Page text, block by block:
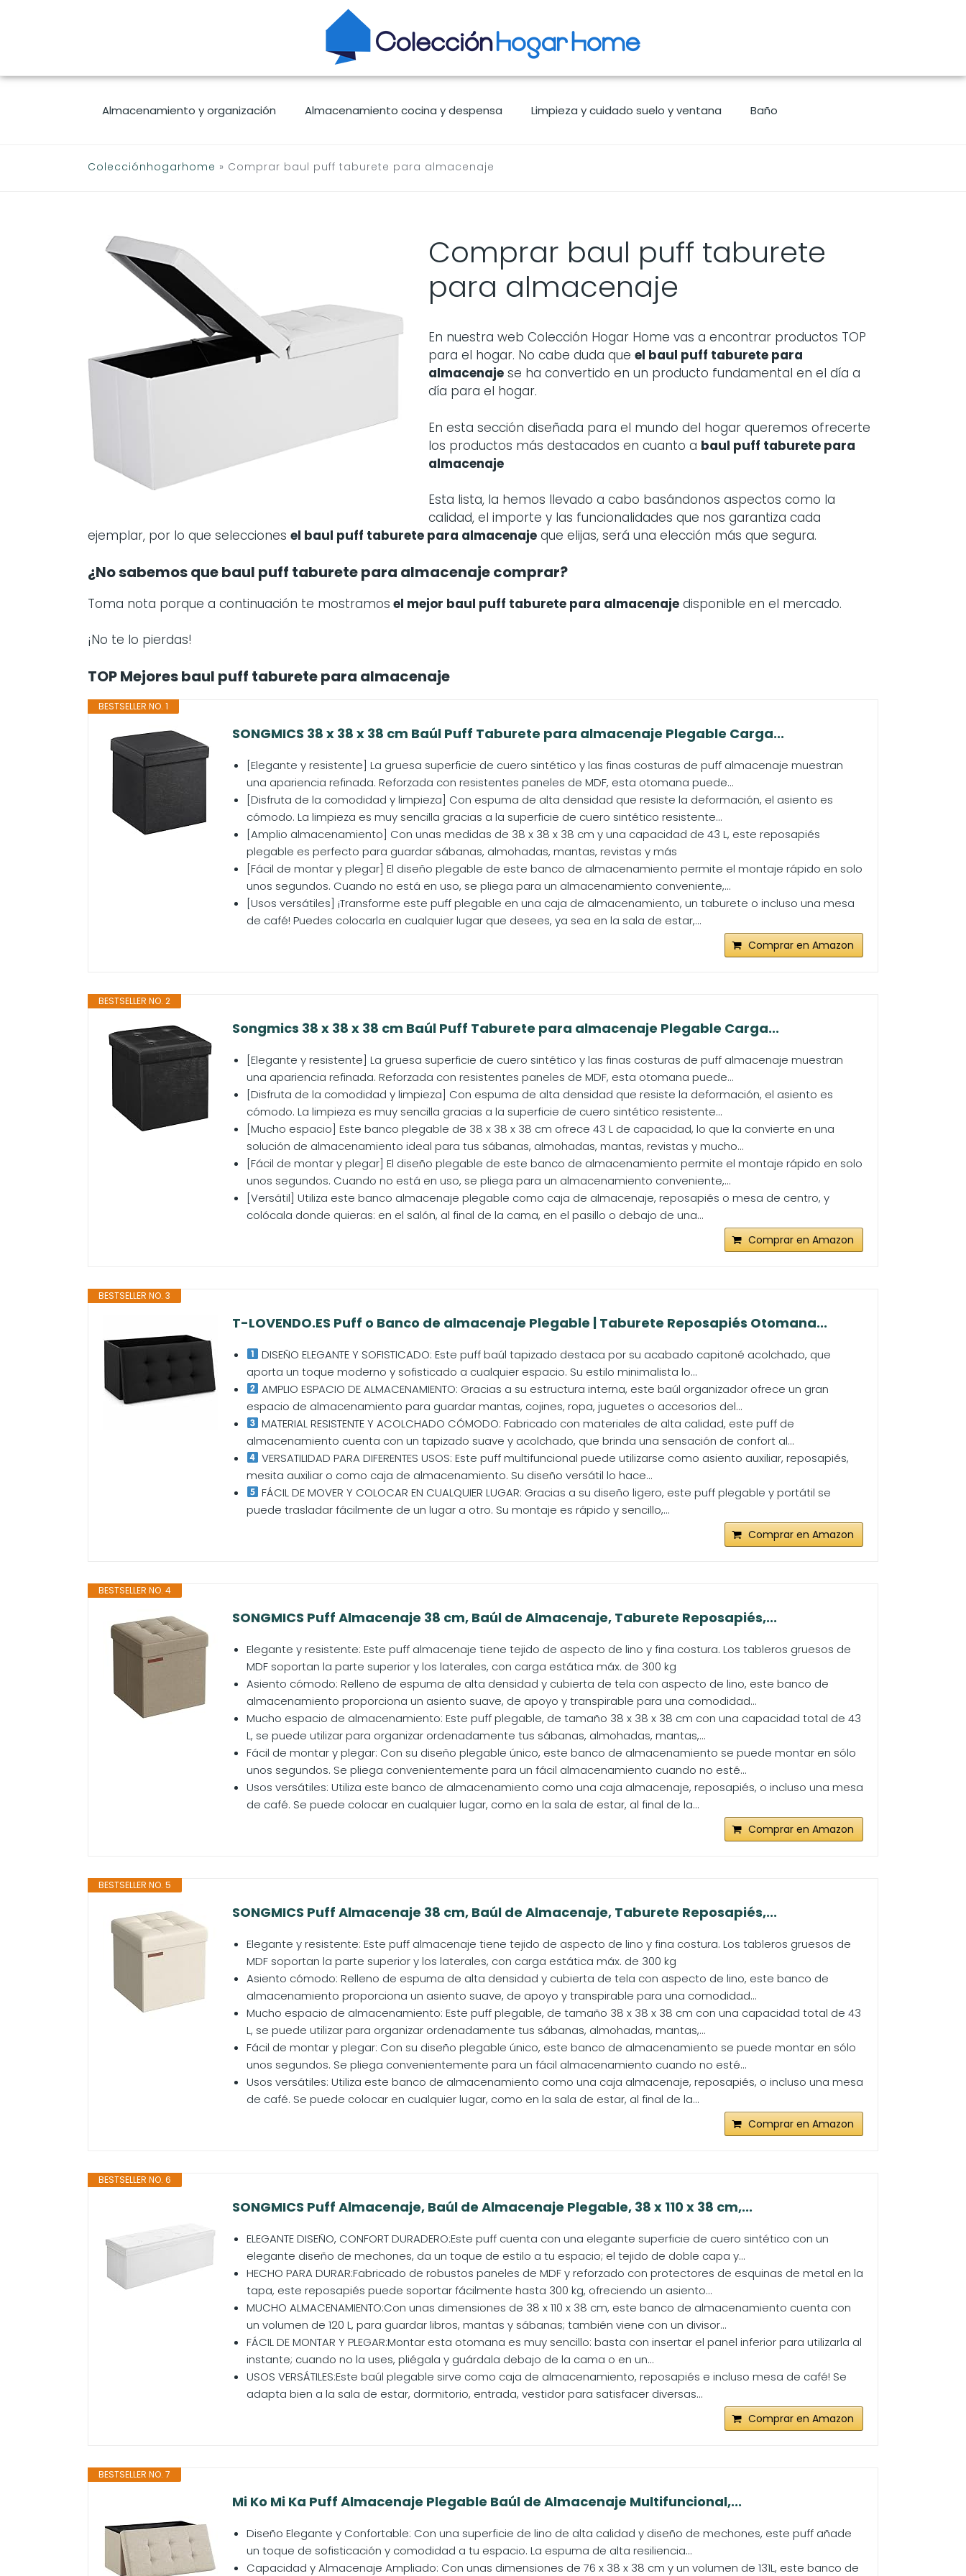
Almacenamiento y organización Almacenamiento cocina y despensa Limpieza y cuidado suelo y ventana Baño
Colecciónhogarhome » Comprar baul puff taburete para almacenaje
Comprar baul puff taburete
para almacenaje
En nuestra web Colección Hogar Home vas a encontrar productos TOP
para el hogar. No cabe duda que el baul puff taburete para
almacenaje se ha convertido en un producto fundamental en el día a
día para el hogar.
En esta sección diseñada para el mundo del hogar queremos ofrecerte
los productos más destacados en cuanto a baul puff taburete para
almacenaje
Esta lista, la hemos llevado a cabo basándonos aspectos como la
calidad, el importe y las funcionalidades que nos garantiza cada
ejemplar, por lo que selecciones el baul puff taburete para almacenaje que elijas, será una elección más que segura.
¿No sabemos que baul puff taburete para almacenaje comprar?
Toma nota porque a continuación te mostramos el mejor baul puff taburete para almacenaje disponible en el mercado.
¡No te lo pierdas!
TOP Mejores baul puff taburete para almacenaje
BESTSELLER NO. 1
SONGMICS 38 x 38 x 38 cm Baúl Puff Taburete para almacenaje Plegable Carga...
[Elegante y resistente] La gruesa superficie de cuero sintético y las finas costuras de puff almacenaje muestran
una apariencia refinada. Reforzada con resistentes paneles de MDF, esta otomana puede...
[Disfruta de la comodidad y limpieza] Con espuma de alta densidad que resiste la deformación, el asiento es
cómodo. La limpieza es muy sencilla gracias a la superficie de cuero sintético resistente...
[Amplio almacenamiento] Con unas medidas de 38 x 38 x 38 cm y una capacidad de 43 L, este reposapiés
plegable es perfecto para guardar sábanas, almohadas, mantas, revistas y más
[Fácil de montar y plegar] El diseño plegable de este banco de almacenamiento permite el montaje rápido en solo
unos segundos. Cuando no está en uso, se pliega para un almacenamiento conveniente,...
[Usos versátiles] ¡Transforme este puff plegable en una caja de almacenamiento, un taburete o incluso una mesa
de café! Puedes colocarla en cualquier lugar que desees, ya sea en la sala de estar,...
Comprar en Amazon
BESTSELLER NO. 2
Songmics 38 x 38 x 38 cm Baúl Puff Taburete para almacenaje Plegable Carga...
[Elegante y resistente] La gruesa superficie de cuero sintético y las finas costuras de puff almacenaje muestran
una apariencia refinada. Reforzada con resistentes paneles de MDF, esta otomana puede...
[Disfruta de la comodidad y limpieza] Con espuma de alta densidad que resiste la deformación, el asiento es
cómodo. La limpieza es muy sencilla gracias a la superficie de cuero sintético resistente...
[Mucho espacio] Este banco plegable de 38 x 38 x 38 cm ofrece 43 L de capacidad, lo que la convierte en una
solución de almacenamiento ideal para tus sábanas, almohadas, mantas, revistas y mucho...
[Fácil de montar y plegar] El diseño plegable de este banco de almacenamiento permite el montaje rápido en solo
unos segundos. Cuando no está en uso, se pliega para un almacenamiento conveniente,...
[Versátil] Utiliza este banco almacenaje plegable como caja de almacenaje, reposapiés o mesa de centro, y
colócala donde quieras: en el salón, al final de la cama, en el pasillo o debajo de una...
Comprar en Amazon
BESTSELLER NO. 3
T-LOVENDO.ES Puff o Banco de almacenaje Plegable | Taburete Reposapiés Otomana...
DISEÑO ELEGANTE Y SOFISTICADO: Este puff baúl tapizado destaca por su acabado capitoné acolchado, que
aporta un toque moderno y sofisticado a cualquier espacio. Su estilo minimalista lo...
AMPLIO ESPACIO DE ALMACENAMIENTO: Gracias a su estructura interna, este baúl organizador ofrece un gran
espacio de almacenamiento para guardar mantas, cojines, ropa, juguetes o accesorios del...
MATERIAL RESISTENTE Y ACOLCHADO CÓMODO: Fabricado con materiales de alta calidad, este puff de
almacenamiento cuenta con un tapizado suave y acolchado, que brinda una sensación de confort al...
VERSATILIDAD PARA DIFERENTES USOS: Este puff multifuncional puede utilizarse como asiento auxiliar, reposapiés,
mesita auxiliar o como caja de almacenamiento. Su diseño versátil lo hace...
FÁCIL DE MOVER Y COLOCAR EN CUALQUIER LUGAR: Gracias a su diseño ligero, este puff plegable y portátil se
puede trasladar fácilmente de un lugar a otro. Su montaje es rápido y sencillo,...
Comprar en Amazon
BESTSELLER NO. 4
SONGMICS Puff Almacenaje 38 cm, Baúl de Almacenaje, Taburete Reposapiés,...
Elegante y resistente: Este puff almacenaje tiene tejido de aspecto de lino y fina costura. Los tableros gruesos de
MDF soportan la parte superior y los laterales, con carga estática máx. de 300 kg
Asiento cómodo: Relleno de espuma de alta densidad y cubierta de tela con aspecto de lino, este banco de
almacenamiento proporciona un asiento suave, de apoyo y transpirable para una comodidad...
Mucho espacio de almacenamiento: Este puff plegable, de tamaño 38 x 38 x 38 cm con una capacidad total de 43
L, se puede utilizar para organizar ordenadamente tus sábanas, almohadas, mantas,...
Fácil de montar y plegar: Con su diseño plegable único, este banco de almacenamiento se puede montar en sólo
unos segundos. Se pliega convenientemente para un fácil almacenamiento cuando no esté...
Usos versátiles: Utiliza este banco de almacenamiento como una caja almacenaje, reposapiés, o incluso una mesa
de café. Se puede colocar en cualquier lugar, como en la sala de estar, al final de la...
Comprar en Amazon
BESTSELLER NO. 5
SONGMICS Puff Almacenaje 38 cm, Baúl de Almacenaje, Taburete Reposapiés,...
Elegante y resistente: Este puff almacenaje tiene tejido de aspecto de lino y fina costura. Los tableros gruesos de
MDF soportan la parte superior y los laterales, con carga estática máx. de 300 kg
Asiento cómodo: Relleno de espuma de alta densidad y cubierta de tela con aspecto de lino, este banco de
almacenamiento proporciona un asiento suave, de apoyo y transpirable para una comodidad...
Mucho espacio de almacenamiento: Este puff plegable, de tamaño 38 x 38 x 38 cm con una capacidad total de 43
L, se puede utilizar para organizar ordenadamente tus sábanas, almohadas, mantas,...
Fácil de montar y plegar: Con su diseño plegable único, este banco de almacenamiento se puede montar en sólo
unos segundos. Se pliega convenientemente para un fácil almacenamiento cuando no esté...
Usos versátiles: Utiliza este banco de almacenamiento como una caja almacenaje, reposapiés, o incluso una mesa
de café. Se puede colocar en cualquier lugar, como en la sala de estar, al final de la...
Comprar en Amazon
BESTSELLER NO. 6
SONGMICS Puff Almacenaje, Baúl de Almacenaje Plegable, 38 x 110 x 38 cm,...
ELEGANTE DISEÑO, CONFORT DURADERO:Este puff cuenta con una elegante superficie de cuero sintético con un
elegante diseño de mechones, da un toque de estilo a tu espacio; el tejido de doble capa y...
HECHO PARA DURAR:Fabricado de robustos paneles de MDF y reforzado con protectores de esquinas de metal en la
tapa, este reposapiés puede soportar fácilmente hasta 300 kg, ofreciendo un asiento...
MUCHO ALMACENAMIENTO:Con unas dimensiones de 38 x 110 x 38 cm, este banco de almacenamiento cuenta con
un volumen de 120 L, para guardar libros, mantas y sábanas; también viene con un divisor...
FÁCIL DE MONTAR Y PLEGAR:Montar esta otomana es muy sencillo: basta con insertar el panel inferior para utilizarla al
instante; cuando no la uses, pliégala y guárdala debajo de la cama o en un...
USOS VERSÁTILES:Este baúl plegable sirve como caja de almacenamiento, reposapiés e incluso mesa de café! Se
adapta bien a la sala de estar, dormitorio, entrada, vestidor para satisfacer diversas...
Comprar en Amazon
BESTSELLER NO. 7
Mi Ko Mi Ka Puff Almacenaje Plegable Baúl de Almacenaje Multifuncional,...
Diseño Elegante y Confortable: Con una superficie de lino de alta calidad y diseño de mechones, este puff añade
un toque de sofisticación y comodidad a tu espacio. La espuma de alta resiliencia...
Capacidad y Almacenaje Ampliado: Con unas dimensiones de 76 x 38 x 38 cm y un volumen de 131L, este banco de